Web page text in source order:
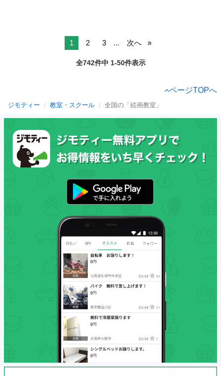
1 2 3 ... 次へ
全742件中 1-50件表示
ページTOPへ
ジモティー 教室・スクール 全国の「絵画教室」